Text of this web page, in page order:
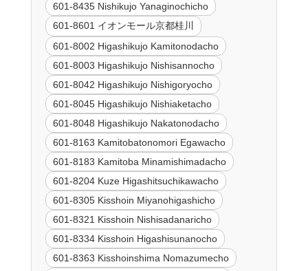
601-8435 Nishikujo Yanaginochicho
601-8601 イオンモール京都桂川
601-8002 Higashikujo Kamitonodacho
601-8003 Higashikujo Nishisannocho
601-8042 Higashikujo Nishigoryocho
601-8045 Higashikujo Nishiaketacho
601-8048 Higashikujo Nakatonodacho
601-8163 Kamitobatonomori Egawacho
601-8183 Kamitoba Minamishimadacho
601-8204 Kuze Higashitsuchikawacho
601-8305 Kisshoin Miyanohigashicho
601-8321 Kisshoin Nishisadanaricho
601-8334 Kisshoin Higashisunanocho
601-8363 Kisshoinshima Nomazumecho